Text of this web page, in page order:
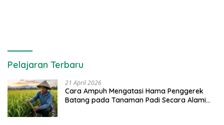
Pelajaran Terbaru
21 April 2026
Cara Ampuh Mengatasi Hama Penggerek
Batang pada Tanaman Padi Secara Alami